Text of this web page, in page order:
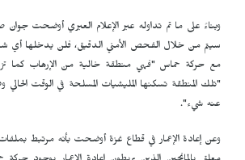
وبناءً على ما تم تداوله عبر الإعلام العبري أوضحت
سيتم من خلال الفحص الأمني الدقيق، فلن يدخلها أي
مع حركة حماس "فهي منطقة خالية من الإرهاب كما تزعم
"تلك المنطقة تسكنها المليشيات المسلحة في الوقت
عنه شيء".
وعن إعادة الإعمار في قطاع غزة أوضحت بأنه مرتبط